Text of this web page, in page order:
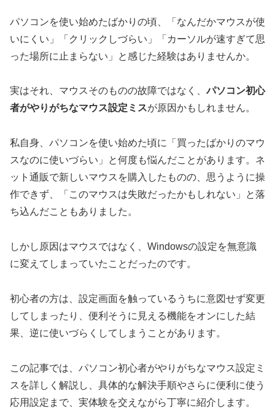
パソコンを使い始めたばかりの頃、「なんだかマウスが使
いにくい」「クリックしづらい」「カーソルが速すぎて思
った場所に止まらない」と感じた経験はありませんか。
実はそれ、マウスそのものの故障ではなく、パソコン初心
者がやりがちなマウス設定ミスが原因かもしれません。
私自身、パソコンを使い始めた頃に「買ったばかりのマウ
スなのに使いづらい」と何度も悩んだことがあります。ネ
ット通販で新しいマウスを購入したものの、思うように操
作できず、「このマウスは失敗だったかもしれない」と落
ち込んだこともありました。
しかし原因はマウスではなく、Windowsの設定を無意識
に変えてしまっていたことだったのです。
初心者の方は、設定画面を触っているうちに意図せず変更
してしまったり、便利そうに見える機能をオンにした結
果、逆に使いづらくしてしまうことがあります。
この記事では、パソコン初心者がやりがちなマウス設定ミ
スを詳しく解説し、具体的な解決手順やさらに便利に使う
応用設定まで、実体験を交えながら丁寧に紹介します。